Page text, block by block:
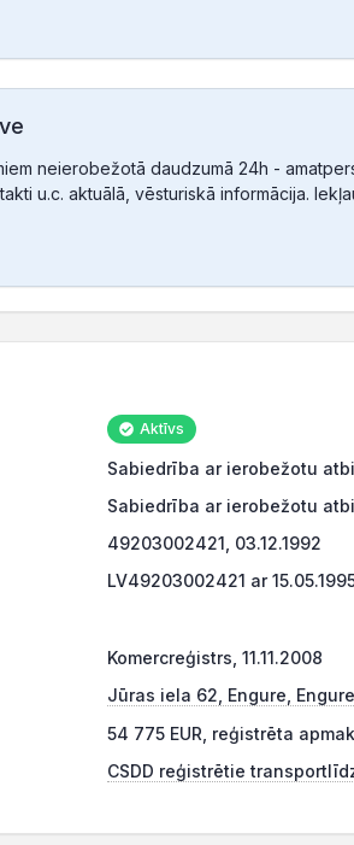
neierobežotā daudzumā 24h -
u.c. aktuālā, vēsturiskā informācija.
Aktīvs
Sabiedrība ar ierobežotu
Sabiedrība ar ierobežotu
49203002421, 03.12.1992
LV49203002421 ar
Komercreģistrs, 11.11.2008
Jūras iela 62, Engure,
54 775 EUR, reģistrēta
CSDD reģistrētie